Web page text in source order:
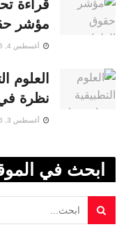
قراءة
مؤشر
أغسطس 4, 2026
العلوم
نظرة في
أغسطس 3, 2026
ابحث في